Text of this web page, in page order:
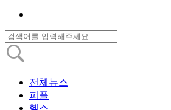
전체뉴스
피플
헬스